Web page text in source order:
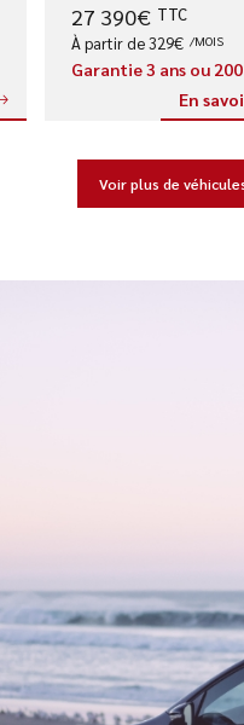
27 390€ TTC
À partir de 329€ /MOIS
Garantie 3 ans ou
En
Voir plus de